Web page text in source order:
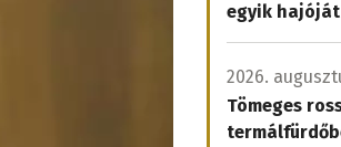
egyik hajóját
2026.
Tömeges